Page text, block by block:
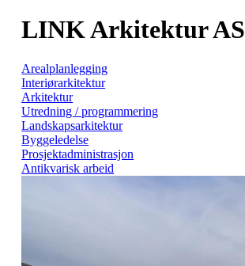
LINK Arkitektur AS
Arealplanlegging
Interiørarkitektur
Arkitektur
Utredning / programmering
Landskapsarkitektur
Byggeledelse
Prosjektadministrasjon
Antikvarisk arbeid